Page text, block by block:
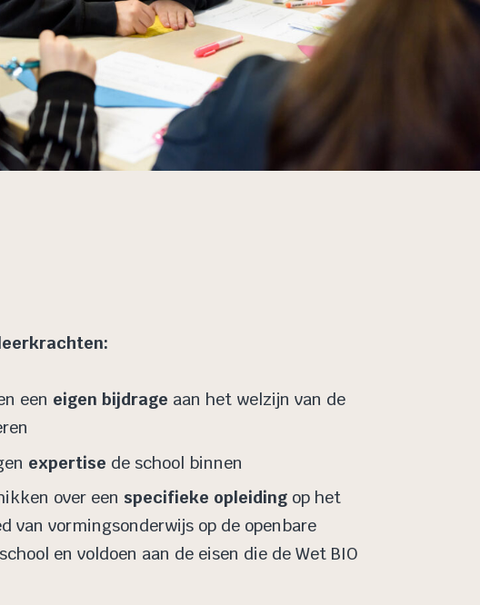
een eigen bijdrage aan het welzijn van de
expertise de school binnen
over een specifieke opleiding op het
van vormingsonderwijs op de openbare
en voldoen aan de eisen die de Wet BIO